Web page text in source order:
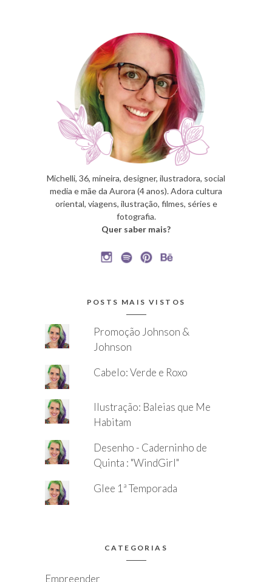
Michelli, 36, mineira, designer, ilustradora, social
media e mãe da Aurora (4 anos). Adora cultura
oriental, viagens, ilustração, filmes, séries e
fotografia.
Quer saber mais?
POSTS MAIS VISTOS
Promoção Johnson &
Johnson
Cabelo: Verde e Roxo
Ilustração: Baleias que Me
Habitam
Desenho - Caderninho de
Quinta : "WindGirl"
Glee 1ª Temporada
CATEGORIAS
Empreender